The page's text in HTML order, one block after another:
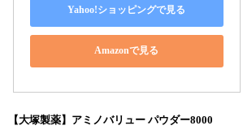
Yahoo!ショッピングで見る
Amazonで見る
【大塚製薬】アミノバリュー パウダー8000